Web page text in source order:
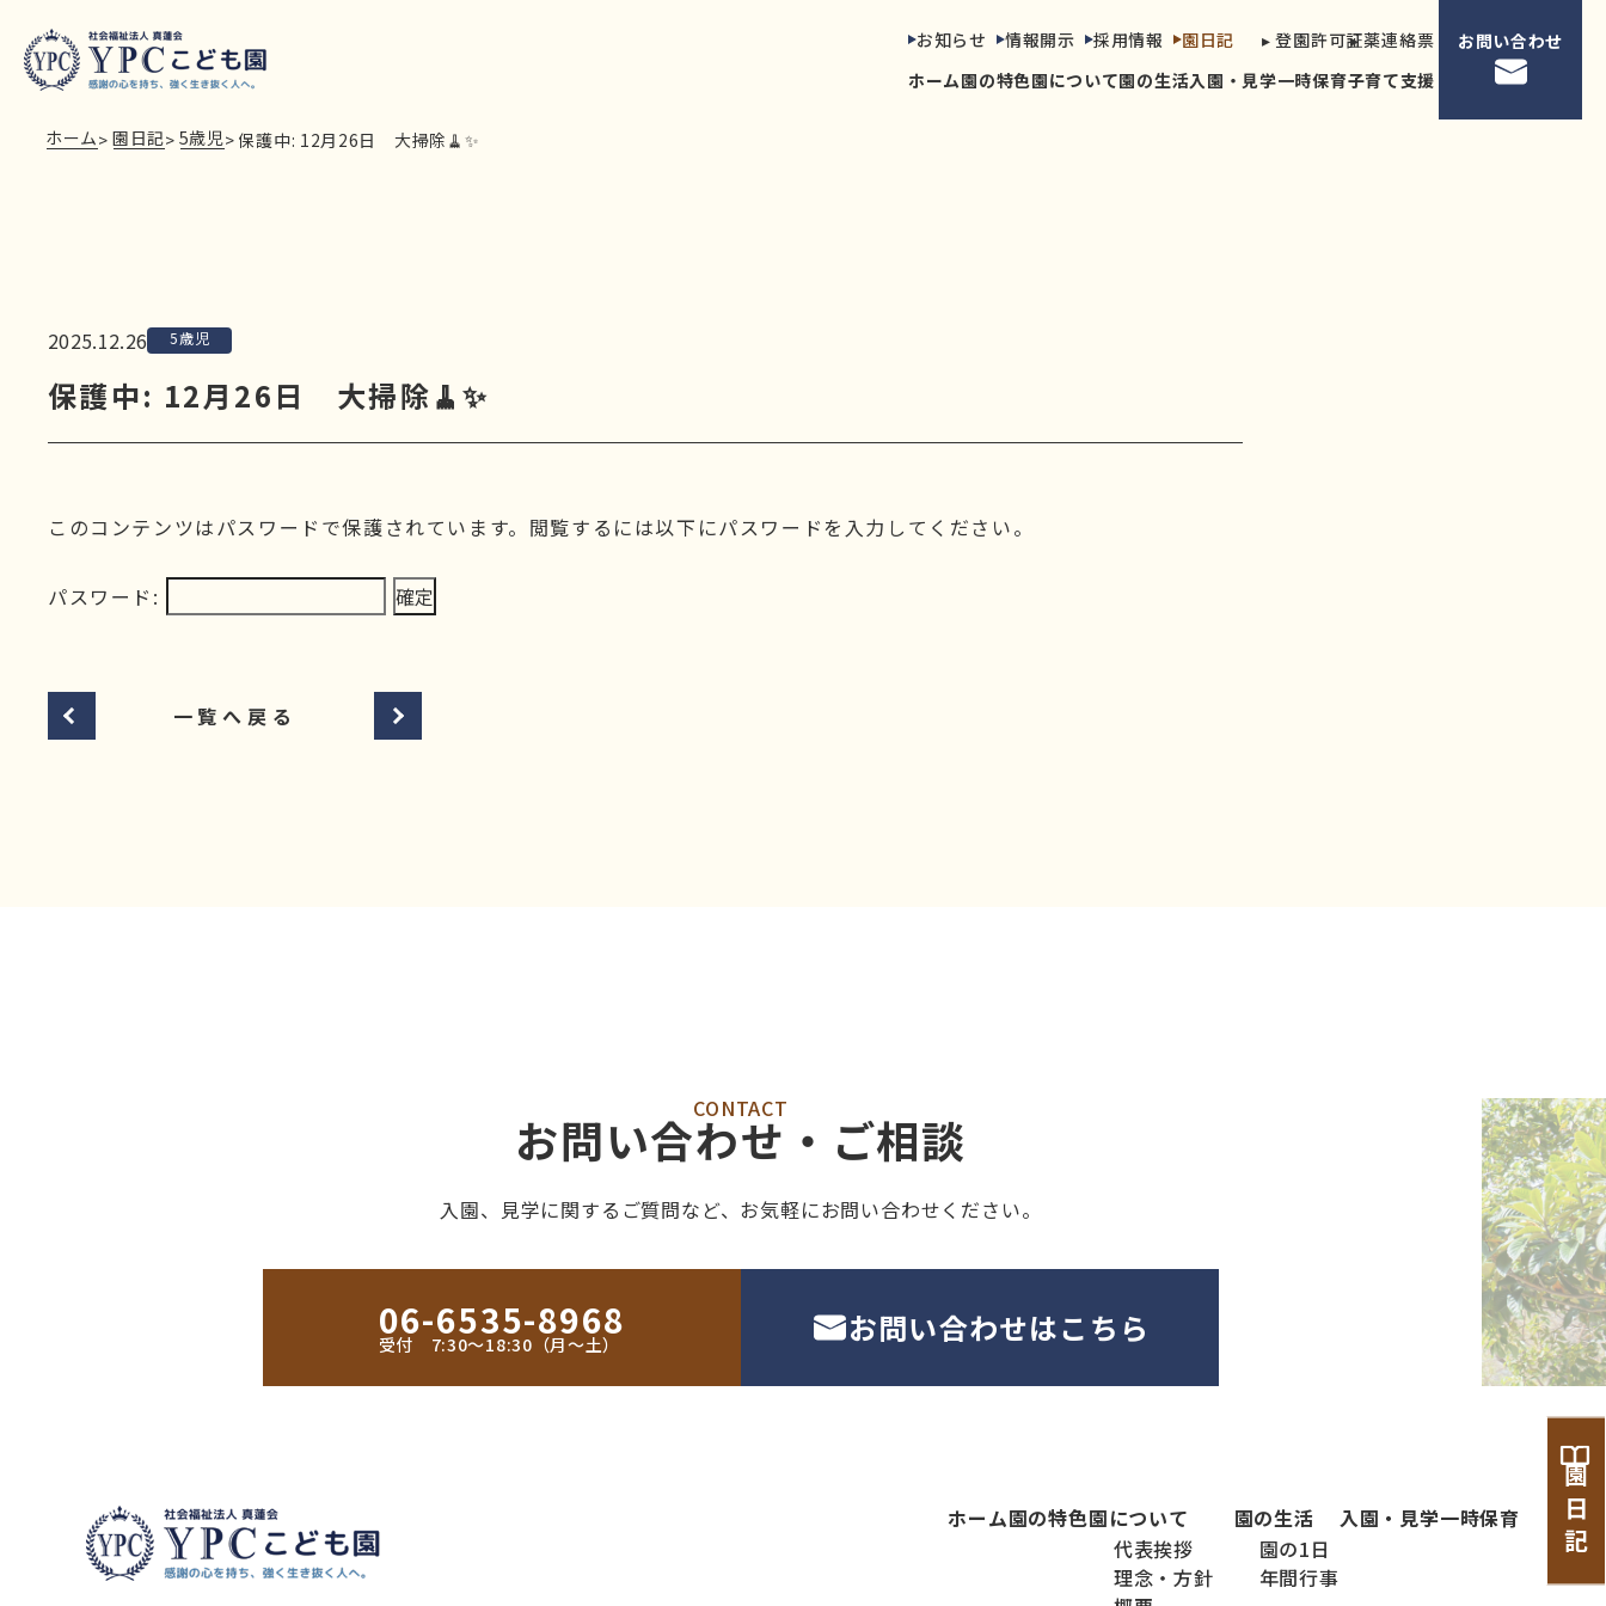
お知らせ 情報開示 採用情報 園日記 ▸ 登園許可証▸ 薬連絡票
ホーム園の特色園について園の生活入園・見学一時保育子育て支援
お問い合わせ
園 日 記
ホーム> 園日記> 5歳児> 保護中: 12月26日 大掃除🧹✨
2025.12.26 5歳児
保護中: 12月26日 大掃除🧹✨
このコンテンツはパスワードで保護されています。閲覧するには以下にパスワードを入力してください。
パスワード:
一覧へ戻る
CONTACT
お問い合わせ・ご相談
入園、見学に関するご質問など、 お気軽にお問い合わせください。
06-6535-8968
受付 7:30〜18:30（月〜土） お問い合わせはこちら
ホーム園の特色園について
代表挨拶
理念・方針
園の生活
園の1日
年間行事
入園・見学一時保育